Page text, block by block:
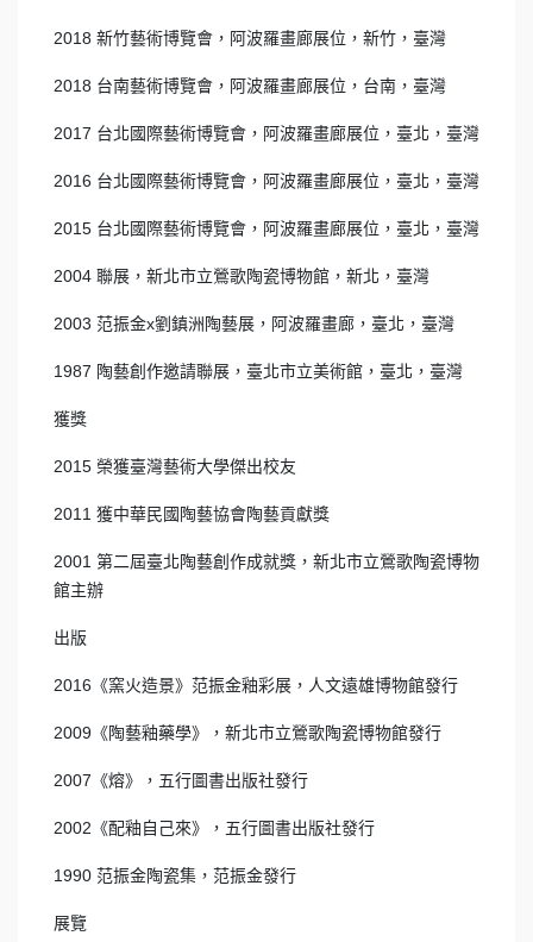
2018 新竹藝術博覽會，阿波羅畫廊展位，新竹，臺灣
2018 台南藝術博覽會，阿波羅畫廊展位，台南，臺灣
2017 台北國際藝術博覽會，阿波羅畫廊展位，臺北，臺灣
2016 台北國際藝術博覽會，阿波羅畫廊展位，臺北，臺灣
2015 台北國際藝術博覽會，阿波羅畫廊展位，臺北，臺灣
2004 聯展，新北市立鶯歌陶瓷博物館，新北，臺灣
2003 范振金x劉鎮洲陶藝展，阿波羅畫廊，臺北，臺灣
1987 陶藝創作邀請聯展，臺北市立美術館，臺北，臺灣
獲獎
2015 榮獲臺灣藝術大學傑出校友
2011 獲中華民國陶藝協會陶藝貢獻獎
2001 第二屆臺北陶藝創作成就獎，新北市立鶯歌陶瓷博物
館主辦
出版
2016《窯火造景》范振金釉彩展，人文遠雄博物館發行
2009《陶藝釉藥學》，新北市立鶯歌陶瓷博物館發行
2007《熔》，五行圖書出版社發行
2002《配釉自己來》，五行圖書出版社發行
1990 范振金陶瓷集，范振金發行
展覽